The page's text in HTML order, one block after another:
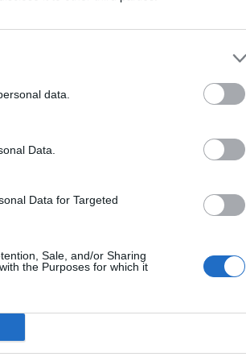
data.
Data.
Data for Targeted
Sale, and/or Sharing
the Purposes for which it
tartozik, melynek olvasása előfizetéses